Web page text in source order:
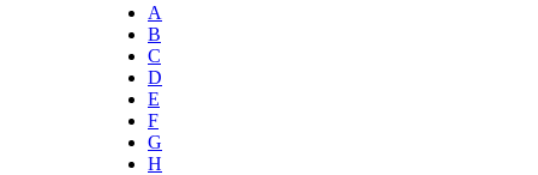
A
B
C
D
E
F
G
H